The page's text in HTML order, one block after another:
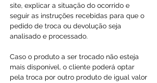
site, explicar a situação do ocorrido e
seguir as instruções recebidas para que o
pedido de troca ou devolução seja
analisado e processado.
Caso o produto a ser trocado não esteja
mais disponível, o cliente poderá optar
pela troca por outro produto de igual valor